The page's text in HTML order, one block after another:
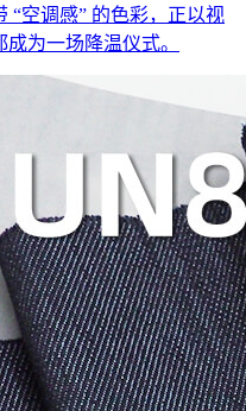
“空调感” 的色彩，正以视
为一场降温仪式。​